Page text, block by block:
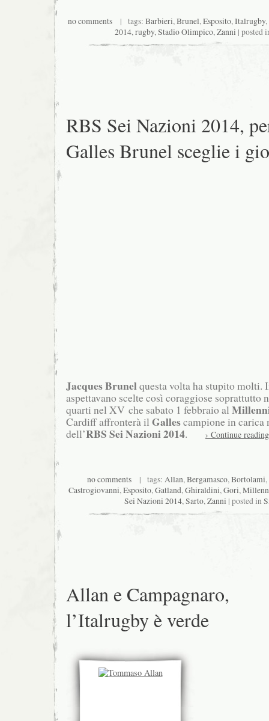
no comments | tags: Barbieri,Brunel,Esposito,Italrugby,
2014,rugby,Stadio Olimpico,Zanni | posted
RBS Sei Nazioni 2014,
Galles Brunel sceglie i
Jacques Brunelquesta volta ha stupito molti.
aspettavano scelte così coraggiose soprattutto
quarti nel XV che sabato 1 febbraio al
Cardiff affronterà il Gallescampione in carica
dell’RBS SeiNazioni 2014. › Continue reading
no comments| tags: Allan,Bergamasco,Bortolami,
Castrogiovanni,Esposito,Gatland,Ghiraldini,Gori,
Sei Nazioni 2014,Sarto,Zanni | posted in
Allan e Campagnaro,
l’Italrugby è verde